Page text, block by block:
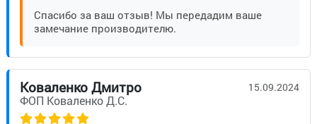
Спасибо за ваш отзыв! Мы передадим ваше
замечание производителю.
Коваленко Дмитро
ФОП Коваленко Д.С.
15.09.2024